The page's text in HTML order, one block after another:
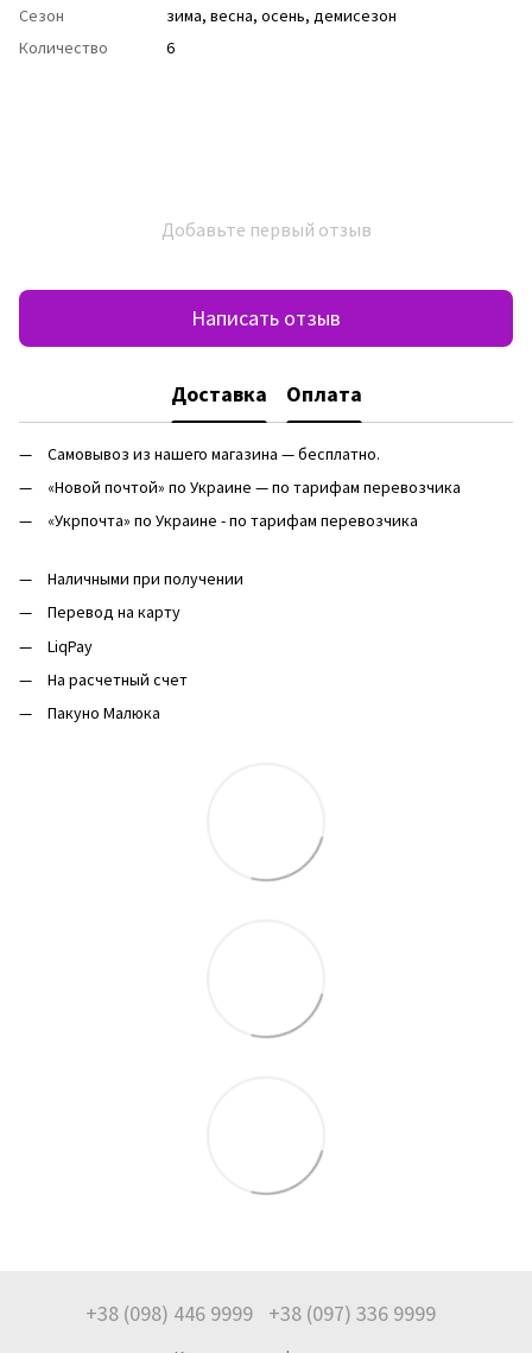
Сезон
зима, весна, осень, демисезон
Количество
6
Добавьте первый отзыв
Написать отзыв
Доставка Оплата
Самовывоз из нашего магазина — бесплатно.
«Новой почтой» по Украине — по тарифам перевозчика
«Укрпочта» по Украине - по тарифам перевозчика
Наличными при получении
Перевод на карту
LiqPay
На расчетный счет
Пакуно Малюка
+38 (098) 446 9999 +38 (097) 336 9999